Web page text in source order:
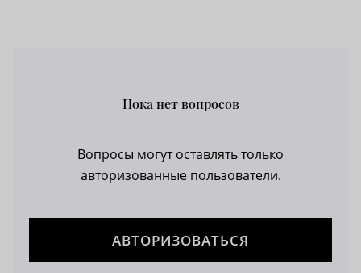
Пока нет вопросов
Вопросы могут оставлять только
авторизованные пользователи.
АВТОРИЗОВАТЬСЯ